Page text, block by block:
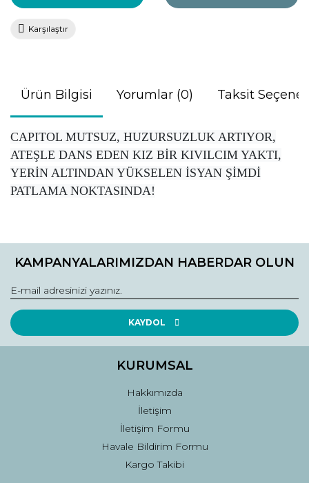
Karşılaştır
Ürün Bilgisi Yorumlar (0) Taksit
CAPITOL MUTSUZ, HUZURSUZLUK ARTIYOR,
ATEŞLE DANS EDEN KIZ BİR KIVILCIM YAKTI,
YERİN ALTINDAN YÜKSELEN İSYAN ŞİMDİ
PATLAMA NOKTASINDA!
konularda yetersiz gördüğünüz noktaları öneri formunu
Görüş ve önerileriniz için teşekkür ederiz.
Ürün resmi kalitesiz, bozuk veya görüntülenemiyor.
Ürün açıklamasında eksik bilgiler bulunuyor.
Ürün fiyatı diğer sitelerden daha pahalı.
Gönder
KAMPANYALARIMIZDAN HABERDAR OLUN
KAYDOL
KURUMSAL
Hakkımızda
İletişim
İletişim Formu
Havale Bildirim Formu
Kargo Takibi